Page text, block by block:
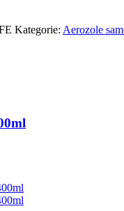
Kategorie: Aerozole